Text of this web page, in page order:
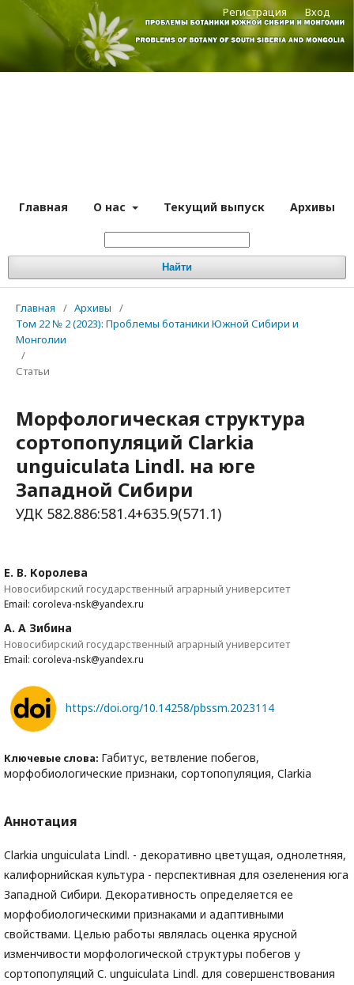
Главная О нас Текущий выпуск Архивы
Найти
Регистрация Вход
Главная / Архивы
/
Том 22 № 2 (2023): Проблемы ботаники Южной Сибири и
Монголии
/
Статьи
Морфологическая структура
сортопопуляций Clarkia
unguiculata Lindl. на юге
Западной Сибири
УДК 582.886:581.4+635.9(571.1)
Е. В. Королева
Новосибирский государственный аграрный университет
Email: coroleva-nsk@yandex.ru
А. А Зибина
Новосибирский государственный аграрный университет
Email: coroleva-nsk@yandex.ru
https://doi.org/10.14258/pbssm.2023114
Ключевые слова: Габитус, ветвление побегов,
морфобиологические признаки, сортопопуляция, Clarkia
Аннотация
Clarkia unguiculata Lindl. - декоративно цветущая, однолетняя,
калифорнийская культура - перспективная для озеленения юга
Западной Сибири. Декоративность определяется ее
морфобиологическими признаками и адаптивными
свойствами. Целью работы являлась оценка ярусной
изменчивости морфологической структуры побегов у
сортопопуляций C. unguiculata Lindl. для совершенствования